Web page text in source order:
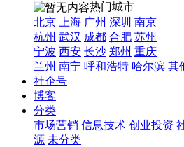
热门城市
北京
上海 广州 深圳 南京
杭州 武汉 成都 合肥 苏州
宁波 西安 长沙 郑州 重庆
兰州 南宁 呼和浩特 哈尔滨 其
社企号
博客
分类
市场营销 信息技术 创业投资
源 未分类